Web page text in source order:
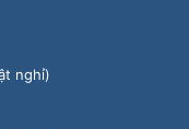
nghỉ)